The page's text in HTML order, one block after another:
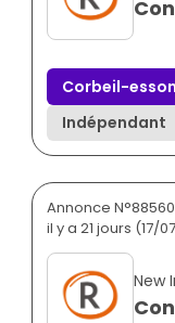
Corbeil-
Indépendant
Annonce
il y a 21 jours (17/
New